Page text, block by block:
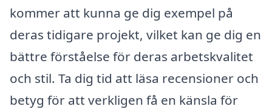
kommer att kunna ge dig exempel på
deras tidigare projekt, vilket kan ge dig en
bättre förståelse för deras arbetskvalitet
och stil. Ta dig tid att läsa recensioner och
betyg för att verkligen få en känsla för